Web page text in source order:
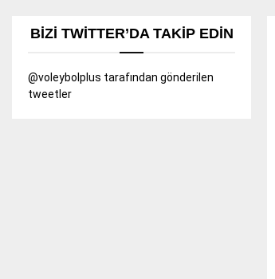
BIZI TWITTER’DA TAKIP EDIN
@voleybolplus tarafından gönderilen
tweetler